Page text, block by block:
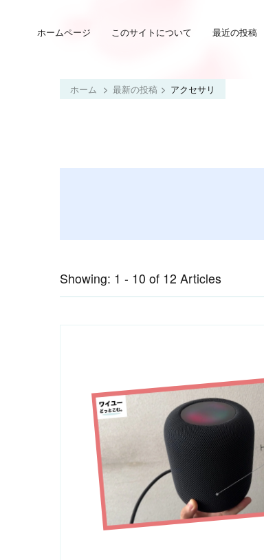
ホームページ このサイトについて 最近の投稿
ホーム 最新の投稿 アクセサリ
Showing: 1 - 10 of 12 Articles